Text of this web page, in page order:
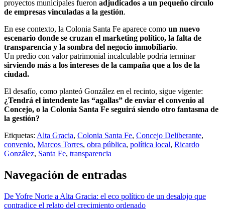
proyectos municipales fueron adjudicados a un pequeño círculo
de empresas vinculadas a la gestión.
En ese contexto, la Colonia Santa Fe aparece como un nuevo
escenario donde se cruzan el marketing político, la falta de
transparencia y la sombra del negocio inmobiliario.
Un predio con valor patrimonial incalculable podría terminar
sirviendo más a los intereses de la campaña que a los de la
ciudad.
El desafío, como planteó González en el recinto, sigue vigente:
¿Tendrá el intendente las “agallas” de enviar el convenio al
Concejo, o la Colonia Santa Fe seguirá siendo otro fantasma de
la gestión?
Etiquetas: Alta Gracia, Colonia Santa Fe, Concejo Deliberante,
convenio, Marcos Torres, obra pública, política local, Ricardo
González, Santa Fe, transparencia
Navegación de entradas
De Yofre Norte a Alta Gracia: el eco político de un desalojo que
contradice el relato del crecimiento ordenado